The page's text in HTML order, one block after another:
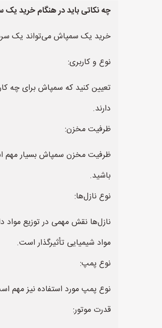
چه نکاتی باید در هنگام خرید یک
خرید یک سمپاش می‌تواند یک
نوع و کاربری:
تعیین کنید که سمپاش برای چه
دارند.
ظرفیت مخزن:
ظرفیت مخزن سمپاش بسیار مهم
باشید.
نوع نازل‌ها:
نازل‌ها نقش مهمی در توزیع مواد
مواد شیمیایی تأثیرگذار است.
نوع پمپ:
نوع پمپ مورد استفاده نیز
قدرت موتور: